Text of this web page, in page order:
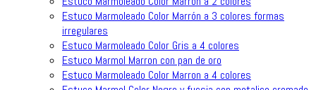
Estuco Marmoleado Color Marrón a 3 colores formas
irregulares
Estuco Marmoleado Color Gris a 4 colores
Estuco Marmol Marron con pan de oro
Estuco Marmoleado Color Marron a 4 colores